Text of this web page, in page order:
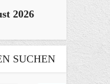
2026
SUCHEN